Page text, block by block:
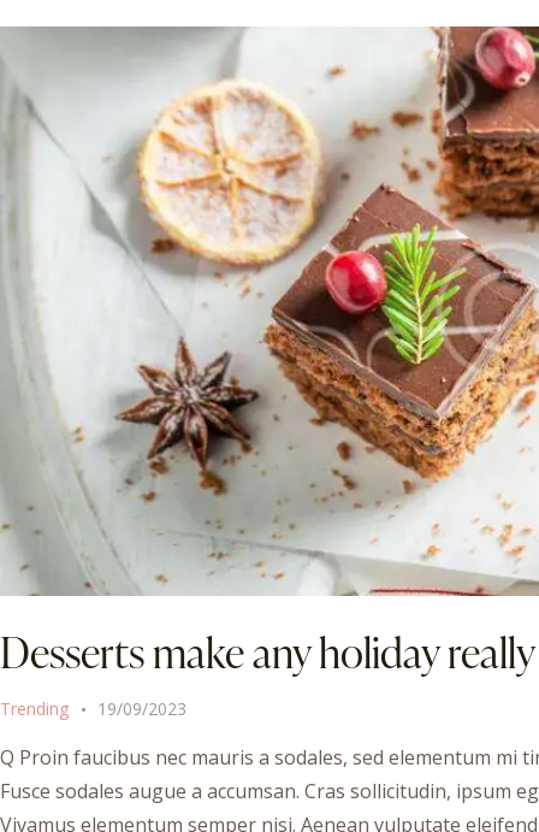
Desserts make any holiday
Trending 19/09/2023
Q Proin faucibus nec mauris a sodales, sed elementum mi
Fusce sodales augue a accumsan. Cras sollicitudin, ipsum
Vivamus elementum semper nisi. Aenean vulputate